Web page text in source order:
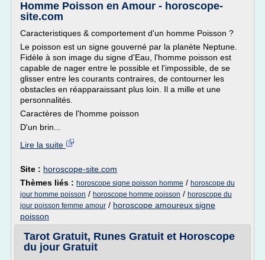
Homme Poisson en Amour - horoscope-
site.com
Caracteristiques & comportement d'un homme Poisson ?
Le poisson est un signe gouverné par la planète Neptune.
Fidèle à son image du signe d'Eau, l'homme poisson est
capable de nager entre le possible et l'impossible, de se
glisser entre les courants contraires, de contourner les
obstacles en réapparaissant plus loin. Il a mille et une
personnalités.
Caractères de l'homme poisson
D'un brin...
Lire la suite
Site : horoscope-site.com
Thèmes liés : horoscope signe poisson homme / horoscope du
jour homme poisson / horoscope homme poisson / horoscope du
jour poisson femme amour / horoscope amoureux signe
poisson
Tarot Gratuit, Runes Gratuit et Horoscope
du jour Gratuit